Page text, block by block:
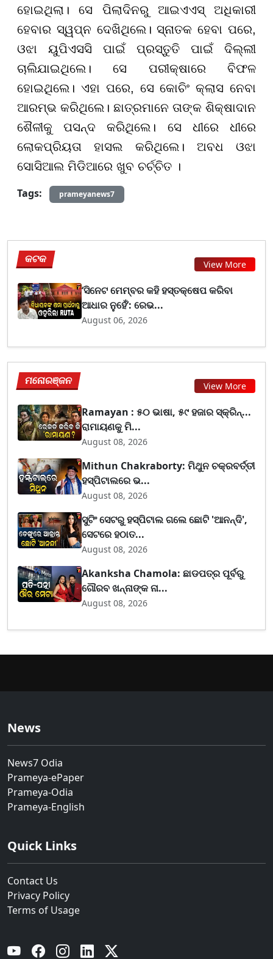
ହୋଇଥିଲା। ସେ ପିଲାଦିନରୁ ଆଇଏଏସ୍ ଅଧିକାରୀ
ହେବାର ସ୍ୱପ୍ନ ଦେଖିଥିଲେ। ସ୍ନାତକ ହେବା ପରେ,
ଓଝା ୟୁପିଏସସି ପାଇଁ ପ୍ରସ୍ତୁତି ପାଇଁ ଦିଲ୍ଲୀ
ଚାଲିଯାଇଥିଲେ। ସେ ପରୀକ୍ଷାରେ ବିଫଳ
ହୋଇଥିଲେ। ଏହା ପରେ, ସେ କୋଚିଂ କ୍ଲାସ ନେବା
ଆରମ୍ଭ କରିଥିଲେ। ଛାତ୍ରମାନେ ତାଙ୍କ ଶିକ୍ଷାଦାନ
ଶୈଳୀକୁ ପସନ୍ଦ କରିଥିଲେ। ସେ ଧୀରେ ଧୀରେ
ଲୋକପ୍ରିୟତା ହାସଲ କରିଥିଲେ। ଅବଧ ଓଝା
ସୋସିଆଲ ମିଡିଆରେ ଖୁବ ଚର୍ଚ୍ଚିତ ।
Tags:
prameyanews7
କଟକ View More
‘ସିନେଟ ମେମ୍ବର କହି ହସ୍ତକ୍ଷେପ କରିବା
ଆଧାର ନୁହେଁ’: ରେଭ...
August 06, 2026
ମନୋରଞ୍ଜନ View More
Ramayan : ୫୦ ଭାଷା, ୫୯ ହଜାର ସ୍କ୍ରିନ୍...
ରାମାୟଣକୁ ମି...
August 08, 2026
Mithun Chakraborty: ମିଥୁନ ଚକ୍ରବର୍ତ୍ତୀ
ହସ୍ପିଟାଲରେ ଭ...
August 08, 2026
ସୁଟିଂ ସେଟରୁ ହସ୍ପିଟାଲ ଗଲେ ଛୋଟି 'ଆନନ୍ଦି',
ସେଟରେ ହଠାତ...
August 08, 2026
Akanksha Chamola: ଛାଡପତ୍ର ପୂର୍ବରୁ
ଗୌରବ ଖନ୍ନାଙ୍କ ନା...
August 08, 2026
News
News7 Odia
Prameya-ePaper
Prameya-Odia
Prameya-English
Quick Links
Contact Us
Privacy Policy
Terms of Usage
YouTube Facebook Instagram Linkedin